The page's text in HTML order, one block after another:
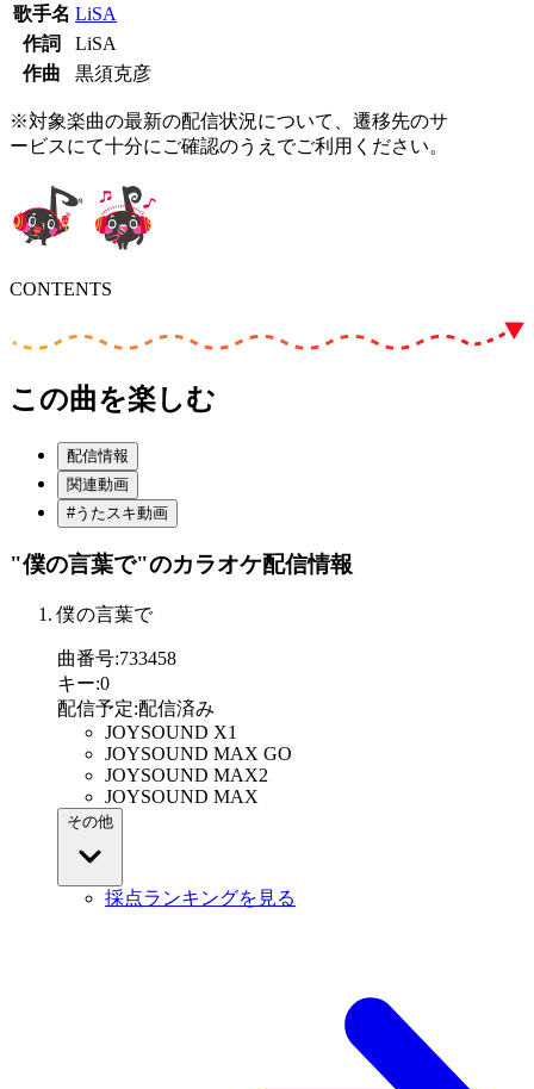
歌手名 LiSA
作詞
LiSA
作曲
黒須克彦
※対象楽曲の最新の配信状況について、遷移先のサ
ービスにて十分にご確認のうえでご利用ください。
CONTENTS
この曲を楽しむ
配信情報
関連動画
#うたスキ動画
"僕の言葉で"のカラオケ配信情報
僕の言葉で
曲番号:733458
キー:0
配信予定:配信済み
JOYSOUND X1
JOYSOUND MAX GO
JOYSOUND MAX2
JOYSOUND MAX
その他
採点ランキングを見る